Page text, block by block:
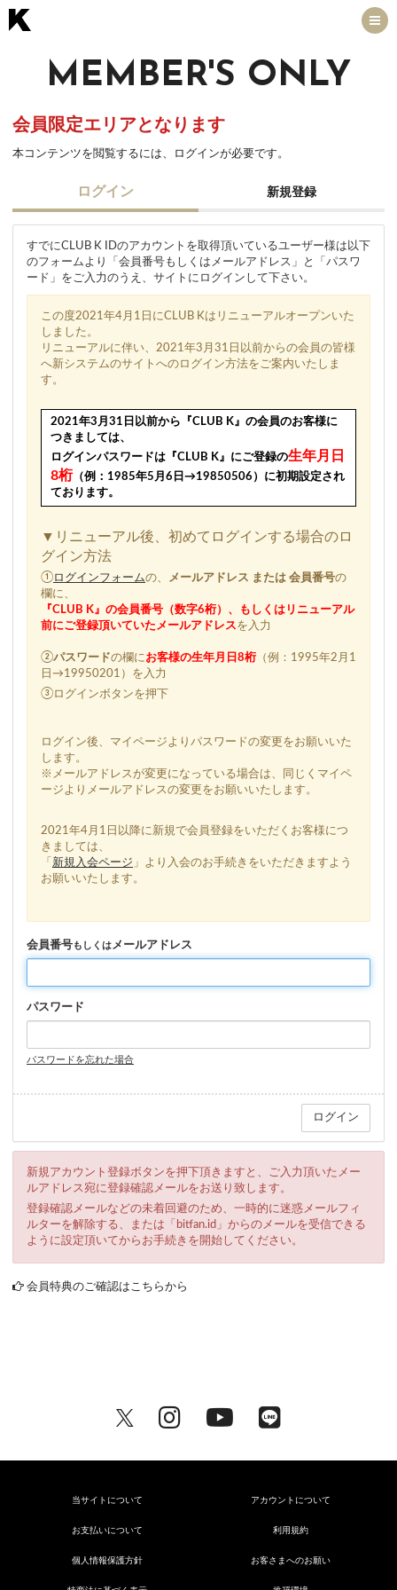
MEMBER'S ONLY
会員限定エリアとなります
本コンテンツを閲覧するには、ログインが必要です。
ログイン 新規登録
すでにCLUB K IDのアカウントを取得頂いているユーザー様は以下
のフォームより「会員番号もしくはメールアドレス」と「パスワ
ード」をご入力のうえ、サイトにログインして下さい。
この度2021年4月1日にCLUB Kはリニューアルオープンいた
しました。
リニューアルに伴い、2021年3月31日以前からの会員の皆様
へ新システムのサイトへのログイン方法をご案内いたしま
す。
2021年3月31日以前から『CLUB K』の会員のお客様に
つきましては、
ログインパスワードは『CLUB K』にご登録の生年月日
8桁（例：1985年5月6日→19850506）に初期設定され
ております。
▼リニューアル後、初めてログインする場合のロ
グイン方法
①ログインフォームの、 メールアドレス または 会員番号の
欄に、
『CLUB K』の会員番号（数字6桁）、もしくはリニューアル
前にご登録頂いていたメールアドレスを入力
②パスワードの欄にお客様の生年月日8桁 （例：1995年2月1
日→19950201）を入力
③ログインボタンを押下
ログイン後、マイページよりパスワードの変更をお願いいた
します。
※メールアドレスが変更になっている場合は、同じくマイペ
ージよりメールアドレスの変更をお願いいたします。
2021年4月1日以降に新規で会員登録をいただくお客様につ
きましては、
「 新規入会ページ 」より入会のお手続きをいただきますよう
お願いいたします。
会員番号もしくはメールアドレス
パスワード
パスワードを忘れた場合
新規アカウント登録ボタンを押下頂きますと、ご入力頂いたメー
ルアドレス宛に登録確認メールをお送り致します。
登録確認メールなどの未着回避のため、一時的に迷惑メールフィ
ルターを解除する、または「bitfan.id」からのメールを受信できる
ように設定頂いてからお手続きを開始してください。
会員特典のご確認はこちらから
当サイトについて アカウントについて
お支払いについて 利用規約
個人情報保護方針 お客さまへのお願い